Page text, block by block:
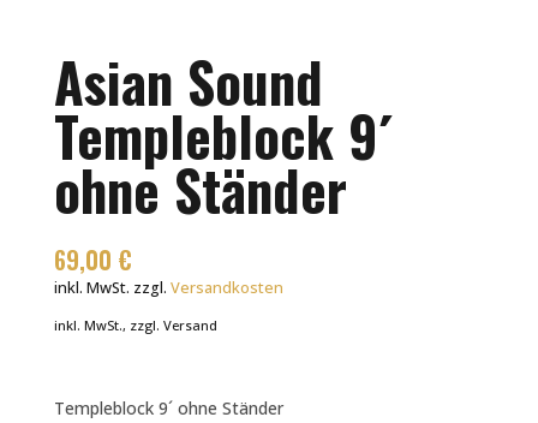
Asian Sound
Templeblock 9´
ohne Ständer
69,00 €
inkl. MwSt. zzgl. Versandkosten
inkl. MwSt., zzgl. Versand
Templeblock 9´ ohne Ständer